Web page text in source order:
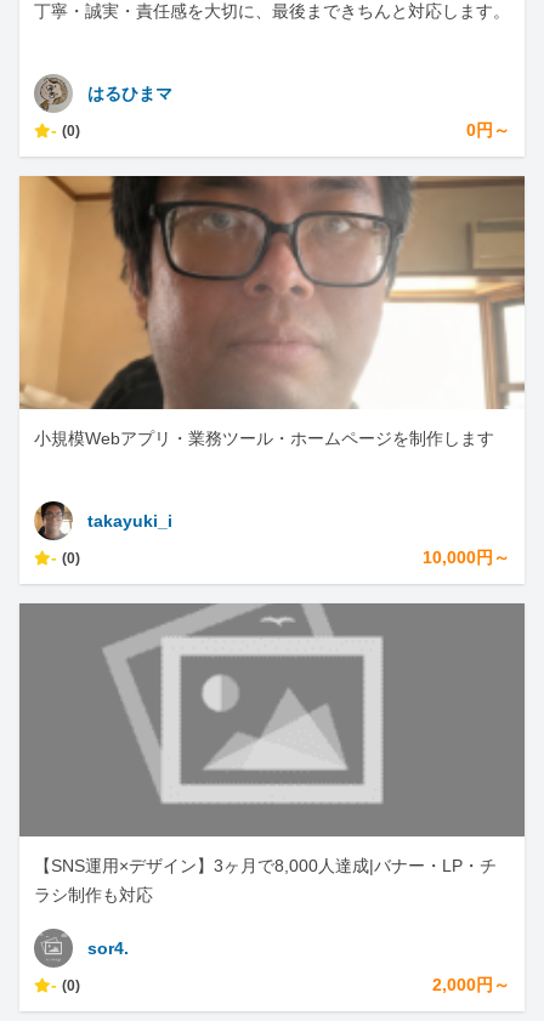
丁寧・誠実・責任感を大切に、最後まできちんと対応します。
はるひまマ
- (0) 0円～
小規模Webアプリ・業務ツール・ホームページを制作します
takayuki_i
- (0) 10,000円～
【SNS運用×デザイン】3ヶ月で8,000人達成|バナー・LP・チ
ラシ制作も対応
sor4.
- (0) 2,000円～